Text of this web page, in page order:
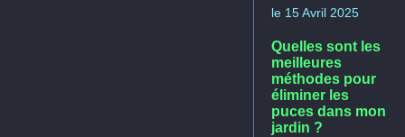
le 15 Avril 2025
Quelles sont les
meilleures
méthodes pour
éliminer les
puces dans mon
jardin ?